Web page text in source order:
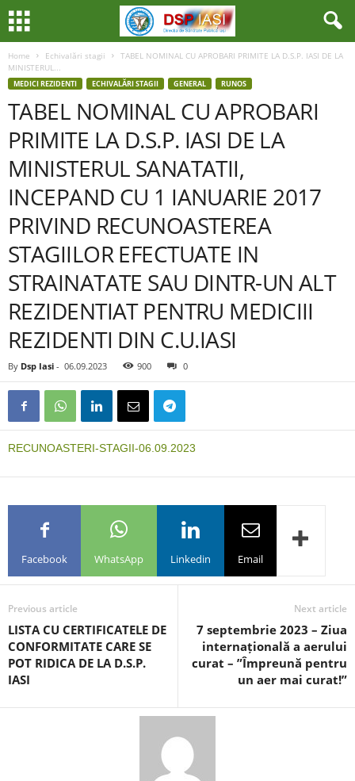
Home Echivalări stagii
TABEL NOMINAL CU APROBARI PRIMITE LA D.S.P. IASI DE LA
MINISTERUL...
MEDICI REZIDENTI ECHIVALĂRI STAGII GENERAL RUNOS
TABEL NOMINAL CU APROBARI
PRIMITE LA D.S.P. IASI DE LA
MINISTERUL SANATATII,
INCEPAND CU 1 IANUARIE 2017
PRIVIND RECUNOASTEREA
STAGIILOR EFECTUATE IN
STRAINATATE SAU DINTR-UN ALT
REZIDENTIAT PENTRU MEDICIII
REZIDENTI DIN C.U.IASI
By Dsp Iasi - 06.09.2023 900 0
RECUNOASTERI-STAGII-06.09.2023
Facebook WhatsApp Linkedin Email
Previous article
LISTA CU CERTIFICATELE DE
CONFORMITATE CARE SE
POT RIDICA DE LA D.S.P.
IASI
Next article
7 septembrie 2023 – Ziua
internațională a aerului
curat – ”Împreună pentru
un aer mai curat!”